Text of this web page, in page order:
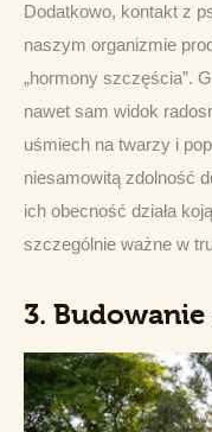
Dodatkowo, kontakt z
naszym organizmie
„hormony szczęścia”.
nawet sam widok
uśmiech na twarzy i
niesamowitą zdolność
ich obecność działa
szczególnie ważne w
3. Budowanie